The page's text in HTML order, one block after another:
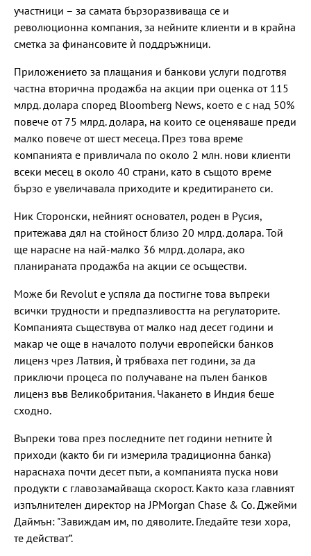
участници – за самата бързоразвиваща се и
революционна компания, за нейните клиенти и в крайна
сметка за финансовите ѝ поддръжници.
Приложението за плащания и банкови услуги подготвя
частна вторична продажба на акции при оценка от 115
млрд. долара според Bloomberg News, което е с над 50%
повече от 75 млрд. долара, на които се оценяваше преди
малко повече от шест месеца. През това време
компанията е привличала по около 2 млн. нови клиенти
всеки месец в около 40 страни, като в същото време
бързо е увеличавала приходите и кредитирането си.
Ник Сторонски, нейният основател, роден в Русия,
притежава дял на стойност близо 20 млрд. долара. Той
ще нарасне на най-малко 36 млрд. долара, ако
планираната продажба на акции се осъществи.
Може би Revolut е успяла да постигне това въпреки
всички трудности и предпазливостта на регулаторите.
Компанията съществува от малко над десет години и
макар че още в началото получи европейски банков
лиценз чрез Латвия, ѝ трябваха пет години, за да
приключи процеса по получаване на пълен банков
лиценз във Великобритания. Чакането в Индия беше
сходно.
Въпреки това през последните пет години нетните ѝ
приходи (както би ги измерила традиционна банка)
нараснаха почти десет пъти, а компанията пуска нови
продукти с главозамайваща скорост. Както каза главният
изпълнителен директор на JPMorgan Chase & Co. Джейми
Даймън: "Завиждам им, по дяволите. Гледайте тези хора,
те действат“.